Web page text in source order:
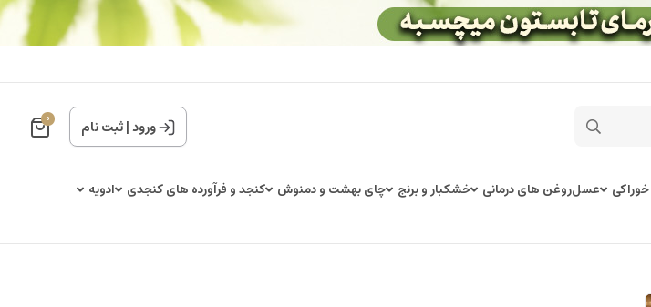
ورود|ثبت نام 0
عسلروغن های درمانی خشکبار و برنج چای بهشت و دمنوش کنجد و فرآورده های کنجدی
ادویه